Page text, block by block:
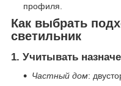
профиля.
Как выбрать
светильник
1. Учитывать
Частный дом: